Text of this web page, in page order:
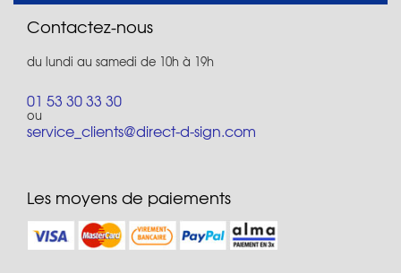
Contactez-nous
du lundi au samedi de 10h à 19h
01 53 30 33 30
ou
service_clients@direct-d-sign.com
Les moyens de paiements